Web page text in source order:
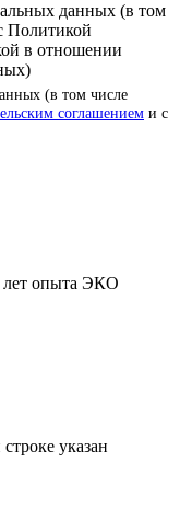
данных (в том
Политикой
в отношении
(в том числе
соглашением и с
лет опыта ЭКО
указан